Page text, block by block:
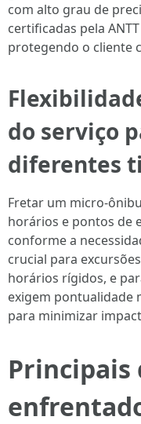
com alto grau de
certificadas pela
protegendo o cliente
do serviço
diferentes
Fretar um micro-
horários e pontos de
conforme a
crucial para
horários rígidos, e
exigem pontualidade
para minimizar
Principais